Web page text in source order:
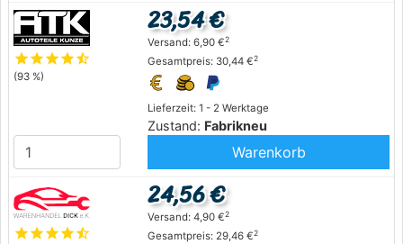
starstarstarstarstar_half
(93 %)
Lieferzeit: 1 - 2 Werktage
Zustand: Fabrikneu
23,54 €
Versand: 6,90 €2
Gesamtpreis: 30,44 €2
Warenkorb
starstarstarstarstar_half
24,56 €
Versand: 4,90 €2
Gesamtpreis: 29,46 €2